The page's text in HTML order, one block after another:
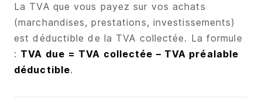
La TVA que vous payez sur vos achats
(marchandises, prestations, investissements)
est déductible de la TVA collectée. La formule
: TVA due = TVA collectée – TVA préalable
déductible.